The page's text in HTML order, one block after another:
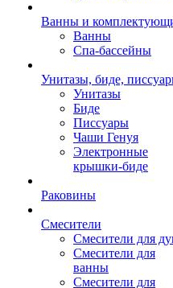
Ванны и
Ванны
Спа-бассейны
Унитазы, биде,
Унитазы
Биде
Писсуары
Чаши Генуя
Электронные
крышки-биде
Раковины
Смесители
Смесители для
Смесители для
ванны
Смесители для